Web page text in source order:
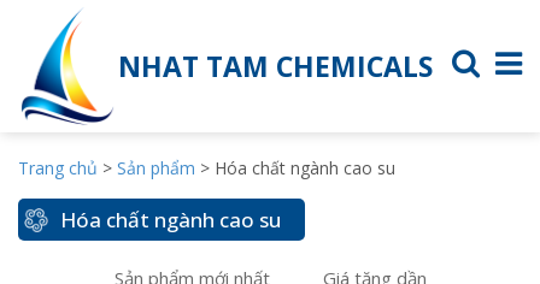
NHAT TAM CHEMICALS
Trang chủ > Sản phẩm > Hóa chất ngành cao su
Hóa chất ngành cao su
Sản phẩm mới nhất
Giá tăng dần